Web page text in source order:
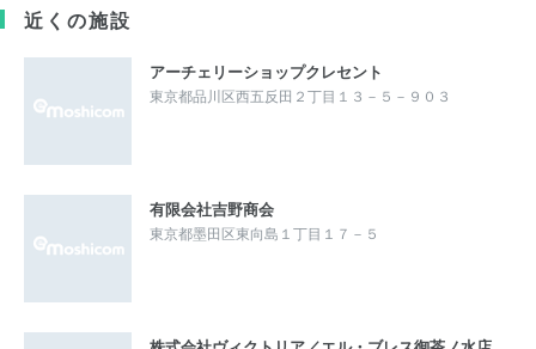
近くの施設
アーチェリーショップクレセント
東京都品川区西五反田２丁目１３－５－９０３
有限会社吉野商会
東京都墨田区東向島１丁目１７－５